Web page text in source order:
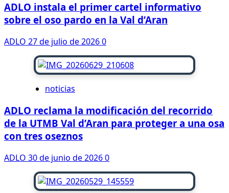
ADLO instala el primer cartel informativo
sobre el oso pardo en la Val d’Aran
ADLO 27 de julio de 20260
noticias
ADLO reclama la modificación del recorrido
de la UTMB Val d’Aran para proteger a una osa
con tres oseznos
ADLO 30 de junio de 20260